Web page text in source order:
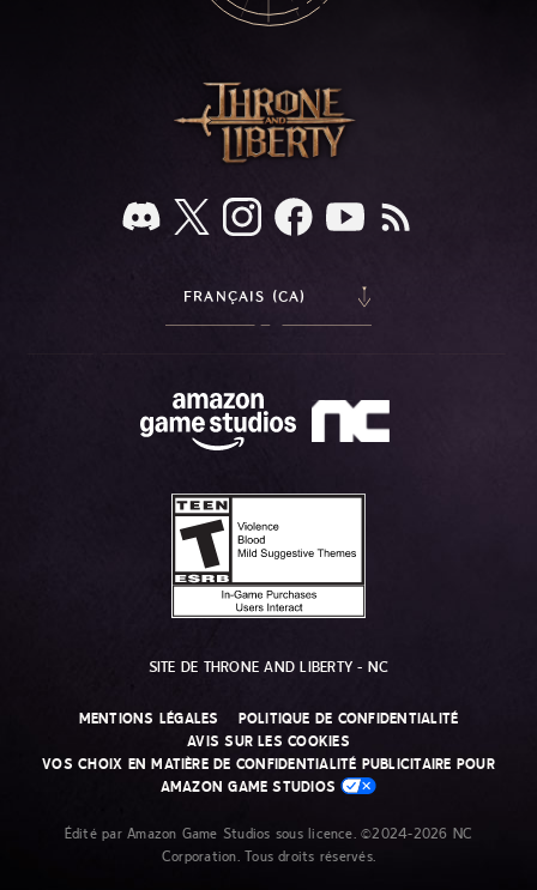
FRANÇAIS (CA)
SITE DE THRONE AND LIBERTY - NC
MENTIONS LÉGALES
POLITIQUE DE CONFIDENTIALITÉ
AVIS SUR LES COOKIES
VOS CHOIX EN MATIÈRE DE CONFIDENTIALITÉ PUBLICITAIRE POUR
AMAZON GAME STUDIOS
Édité par Amazon Game Studios sous licence. ©2024-2026 NC
Corporation. Tous droits réservés.